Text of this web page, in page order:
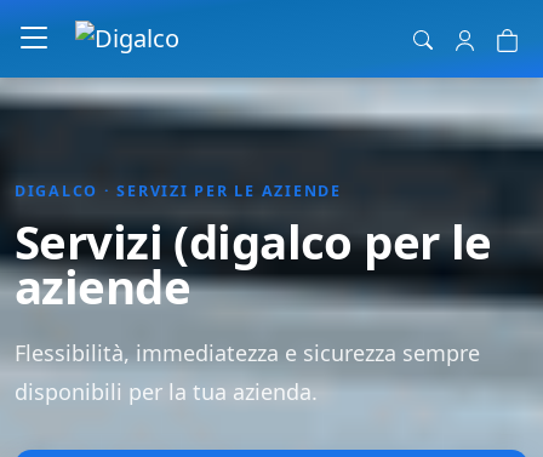
Navigazione principale
DIGALCO · SERVIZI PER LE AZIENDE
Servizi (digalco per le
aziende
Flessibilità, immediatezza e sicurezza sempre
disponibili per la tua azienda.